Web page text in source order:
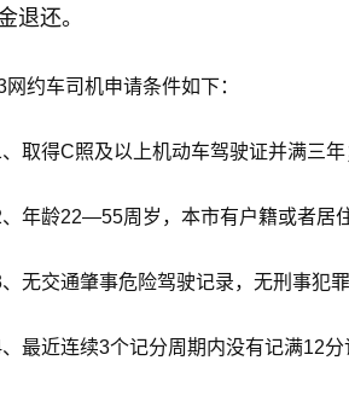
退还。
网约车司机申请条件如下：
、取得C照及以上机动车驾驶证并满三年
、年龄22—55周岁，本市有户籍或者居
无交通肇事危险驾驶记录，无刑事犯
最近连续3个记分周期内没有记满12分